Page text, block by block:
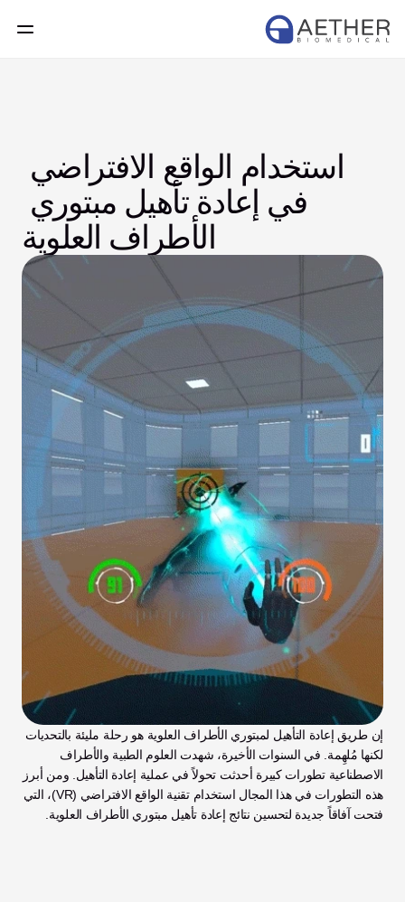
الأطراف العلوية
فتحت آفاقاً جديدة لتحسين نتائج إعادة تأهيل مبتوري الأطراف العلوية.